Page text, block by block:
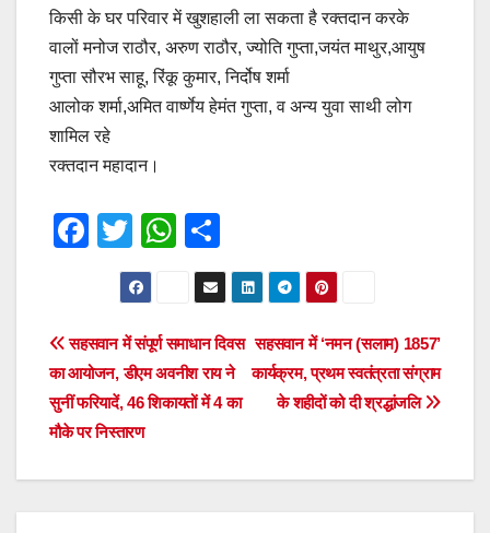
किसी के घर परिवार में खुशहाली ला सकता है रक्तदान करके
वालों मनोज राठौर, अरुण राठौर, ज्योति गुप्ता,जयंत माथुर,आयुष
गुप्ता सौरभ साहू, रिंकू कुमार, निर्दोष शर्मा
आलोक शर्मा,अमित वार्ष्णेय हेमंत गुप्ता, व अन्य युवा साथी लोग
शामिल रहे
रक्तदान महादान।
F
e
b
o
o
k
T
wi
tt
er
W
h
at
s
A
p
h
ar
e
Post
navigation
सहसवान में ‘नमन (सलाम) 1857’
कार्यक्रम, प्रथम स्वतंत्रता संग्राम
के शहीदों को दी श्रद्धांजलि
सहसवान में संपूर्ण समाधान दिवस
का आयोजन, डीएम अवनीश राय ने
सुनीं फरियादें, 46 शिकायतों में 4 का
मौके पर निस्तारण